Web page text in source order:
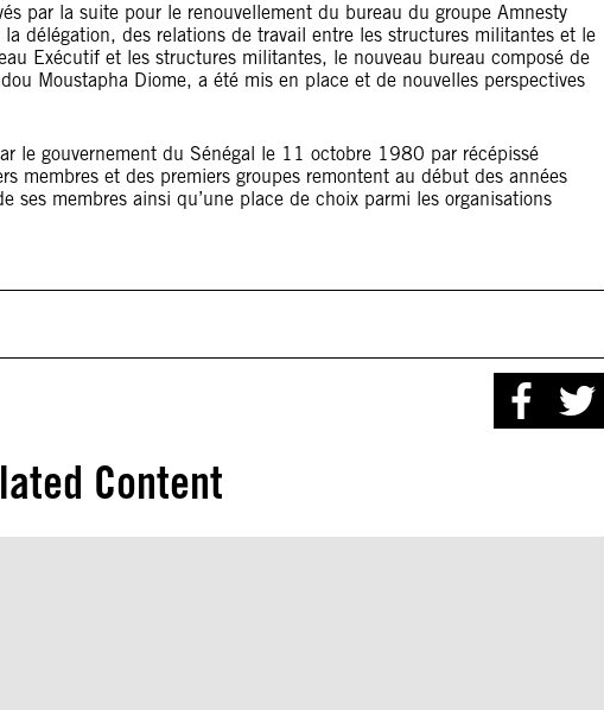
par la suite pour le renouvellement du bureau du groupe Amnesty
délégation, des relations de travail entre les structures militantes et le
Exécutif et les structures militantes, le nouveau bureau composé de
Moustapha Diome, a été mis en place et de nouvelles perspectives
le gouvernement du Sénégal le 11 octobre 1980 par récépissé
membres et des premiers groupes remontent au début des années
membres ainsi qu’une place de choix parmi les organisations
Content